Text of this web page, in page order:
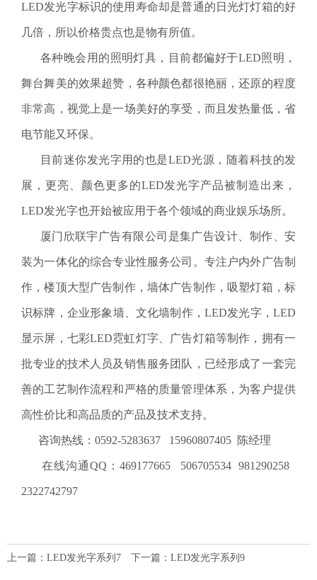
LED发光字标识的使用寿命却是普通的日光灯灯箱的好
几倍，所以价格贵点也是物有所值。
各种晚会用的照明灯具，目前都偏好于LED照明，
舞台舞美的效果超赞，各种颜色都很艳丽，还原的程度
非常高，视觉上是一场美好的享受，而且发热量低，省
电节能又环保。
目前迷你发光字用的也是LED光源，随着科技的发
展，更亮、颜色更多的LED发光字产品被制造出来，
LED发光字也开始被应用于各个领域的商业娱乐场所。
厦门欣联宇广告有限公司是集广告设计、制作、安
装为一体化的综合专业性服务公司。专注户内外广告制
作，楼顶大型广告制作，墙体广告制作，吸塑灯箱，标
识标牌，企业形象墙、文化墙制作，LED发光字，LED
显示屏，七彩LED霓虹灯字、广告灯箱等制作，拥有一
批专业的技术人员及销售服务团队，已经形成了一套完
善的工艺制作流程和严格的质量管理体系，为客户提供
高性价比和高品质的产品及技术支持。
咨询热线：0592-5283637 15960807405 陈经理
在线沟通QQ：469177665 506705534 981290258
2322742797
上一篇： LED发光字系列7 下一篇： LED发光字系列9